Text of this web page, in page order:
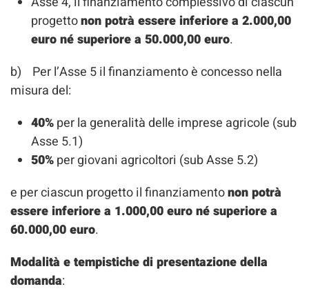
progettonon potrà essere inferiore a 2.000,00
euro né superiore a 50.000,00 euro.
b) Per l’Asse 5 il finanziamento è concesso nella
misura del:
40%per la generalità delle imprese agricole (sub
Asse 5.1)
50%per giovani agricoltori (sub Asse 5.2)
e per ciascun progetto il finanziamentonon potrà
essere inferiore a 1.000,00 euro né superiore a
60.000,00 euro.
Modalità e tempistiche di presentazione della
domanda: